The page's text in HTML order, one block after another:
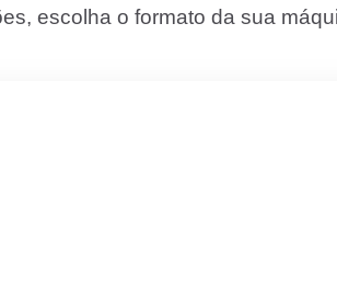
escolha o formato da sua